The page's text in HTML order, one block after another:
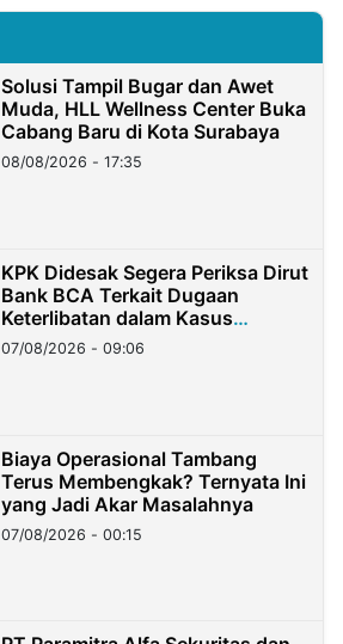
Solusi Tampil Bugar dan Awet
Muda, HLL Wellness Center Buka
Cabang Baru di Kota Surabaya
08/08/2026 - 17:35
KPK Didesak Segera Periksa Dirut
Bank BCA Terkait Dugaan
Keterlibatan dalam Kasus
Hilangnya Dana Nasabah Rp2,58
Miliar
07/08/2026 - 09:06
Biaya Operasional Tambang
Terus Membengkak? Ternyata Ini
yang Jadi Akar Masalahnya
07/08/2026 - 00:15